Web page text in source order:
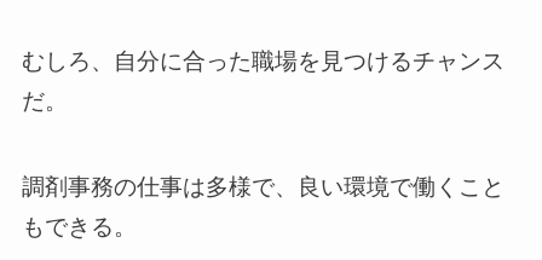
むしろ、自分に合った職場を見つけるチャンス
だ。
調剤事務の仕事は多様で、良い環境で働くこと
もできる。